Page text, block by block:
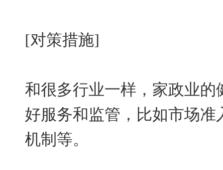
[对策措施]
和很多行业一样，家政业
好服务和监管，比如市场
机制等。